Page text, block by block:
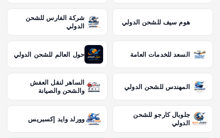
هوم سيف للشحن الدولي
شركة الفارس للشحن
الدولي
السعد للخدمات العامة حول العالم للشحن الدولي
المهندس للشحن الدولي
الساهر لنقل العفش
والشحن والصيانة
جلوبال كارجو للشحن
الدولي
وورلد وايد إكسبريس